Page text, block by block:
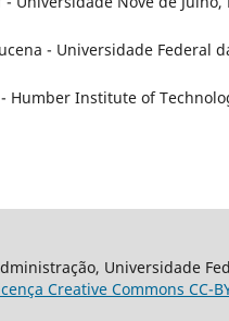
- Universidade Federal
Humber Institute of
Universidade
Creative Commons CC-